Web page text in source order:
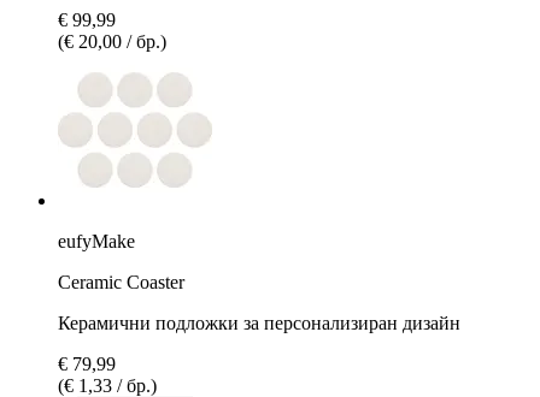
€ 99,99
(€ 20,00 / бр.)
eufyMake
Ceramic Coaster
Керамични подложки за персонализиран дизайн
€ 79,99
(€ 1,33 / бр.)